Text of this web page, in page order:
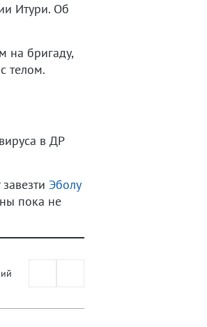
Итури. Об
на бригаду,
телом.
в ДР
Эболу
пока не